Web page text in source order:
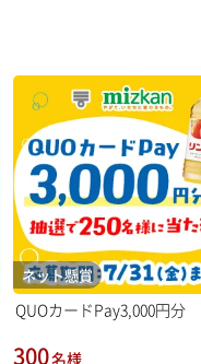
ネット懸賞
QUOカードPay3,000円分
300名様